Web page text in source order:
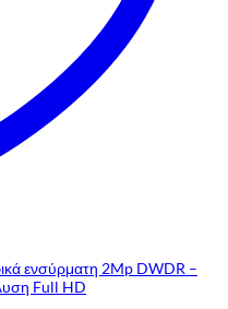
ενσύρματη 2Mp DWDR –
Full HD